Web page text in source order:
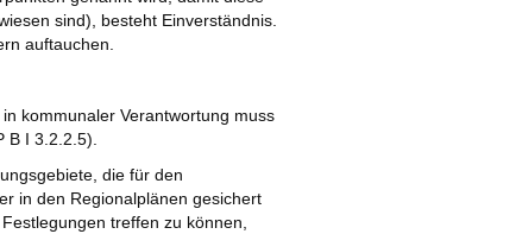
sind), besteht Einverständnis.
auftauchen.
kommunaler Verantwortung muss
I 3.2.2.5).
die für den
in den Regionalplänen gesichert
treffen zu können,